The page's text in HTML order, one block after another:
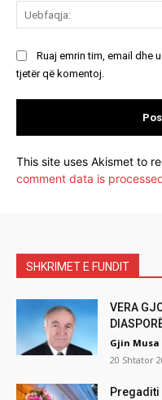
Ruaj emrin tim, email dhe
tjetër që komentoj.
This site uses Akismet to
comment data is
SHKRIMET E FUNDIT
VERA
Gjin Musa
20 Shtator
Pregaditi